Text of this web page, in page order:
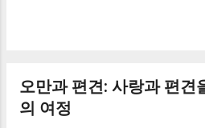
덕성을 유지할 수 있을까요? 그녀
떤 상황에서도 정의로운 행동을
을 느꼈습니다. 《눈먼 자들의 도
이야기가 아닌, 현재를 살아가는
는 야망에 사로잡히고, 아내 레이
왕을 살해하는 끔찍한 죄를 짓습니
오만과 편견: 사랑과 편견
의 여정